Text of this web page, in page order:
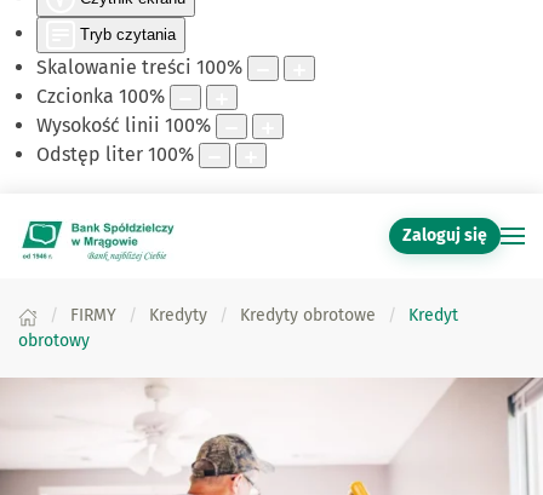
Tryb czytania
Skalowanie treści 100%
Czcionka 100%
Wysokość linii 100%
Odstęp liter 100%
Zaloguj się
FIRMY Kredyty Kredyty obrotowe
Kredyt
obrotowy